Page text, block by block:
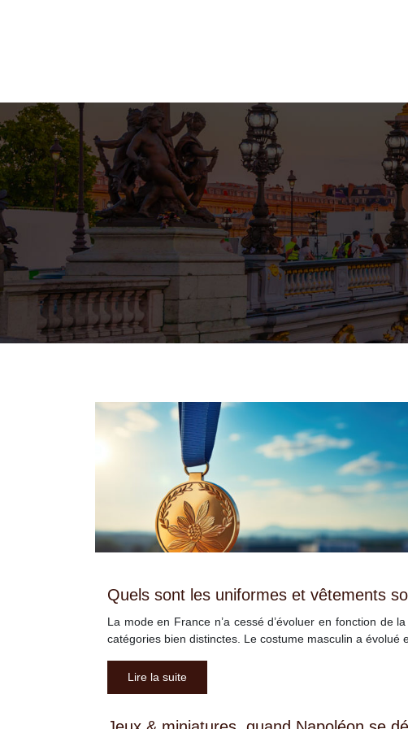
Quels sont les uniformes et vêtements
La mode en France n’a cessé d’évoluer en fonction de
catégories bien distinctes. Le costume masculin a évolué
Lire la suite